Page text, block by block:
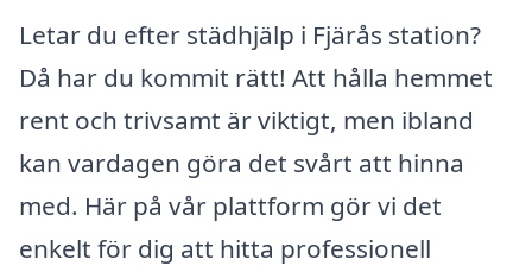
Letar du efter städhjälp i Fjärås station?
Då har du kommit rätt! Att hålla hemmet
rent och trivsamt är viktigt, men ibland
kan vardagen göra det svårt att hinna
med. Här på vår plattform gör vi det
enkelt för dig att hitta professionell